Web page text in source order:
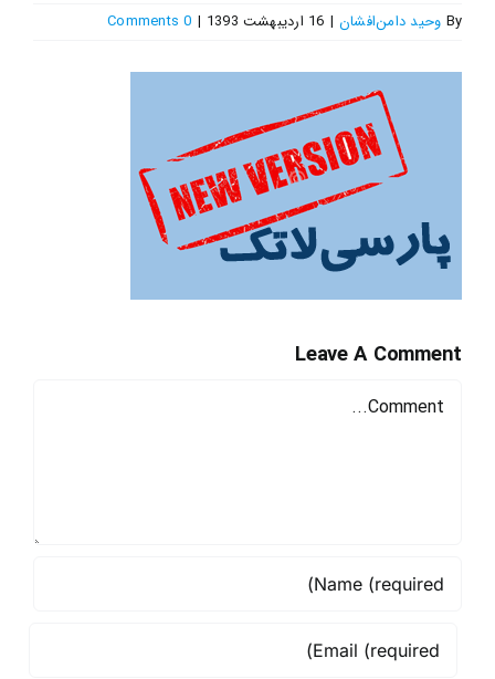
By وحید دامن‌افشان | 16 اردیبهشت 1393 |
0 Comments
Leave A Comment
Comment